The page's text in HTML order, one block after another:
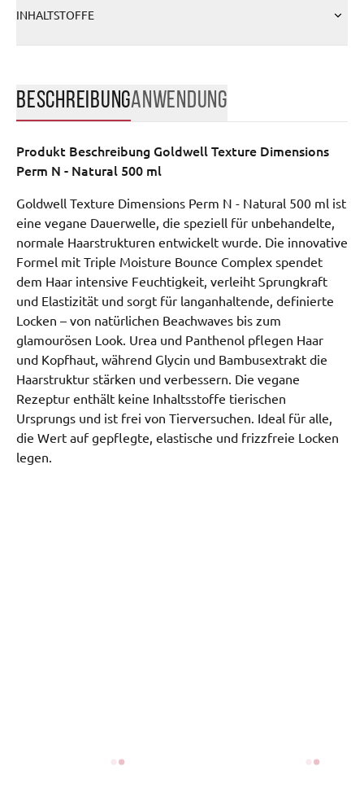
INHALTSTOFFE
BESCHREIBUNGANWENDUNG
Produkt Beschreibung Goldwell Texture Dimensions
Perm N - Natural 500 ml
Goldwell Texture Dimensions Perm N - Natural 500 ml ist
eine vegane Dauerwelle, die speziell für unbehandelte,
normale Haarstrukturen entwickelt wurde. Die innovative
Formel mit Triple Moisture Bounce Complex spendet
dem Haar intensive Feuchtigkeit, verleiht Sprungkraft
und Elastizität und sorgt für langanhaltende, definierte
Locken – von natürlichen Beachwaves bis zum
glamourösen Look. Urea und Panthenol pflegen Haar
und Kopfhaut, während Glycin und Bambusextrakt die
Haarstruktur stärken und verbessern. Die vegane
Rezeptur enthält keine Inhaltsstoffe tierischen
Ursprungs und ist frei von Tierversuchen. Ideal für alle,
die Wert auf gepflegte, elastische und frizzfreie Locken
legen.